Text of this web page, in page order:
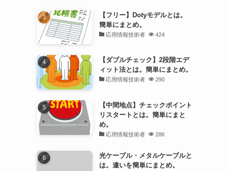
【フリー】Dotyモデルとは。
簡単にまとめ。
応用情報技術者 424
【ダブルチェック】2段階エデ
ィット法とは。簡単にまとめ。
応用情報技術者 290
【中間地点】チェックポイント
リスタートとは。簡単にまと
め。
応用情報技術者 286
光ケーブル・メタルケーブルと
は。違いを簡単にまとめ。